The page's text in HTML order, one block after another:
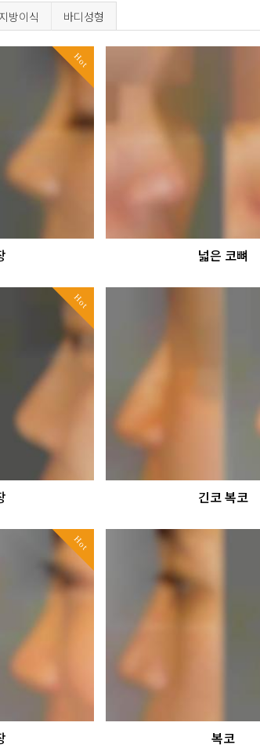
지방이식 바디성형
Hot
넓은 코뼈
Hot
긴코 복코
Hot
복코